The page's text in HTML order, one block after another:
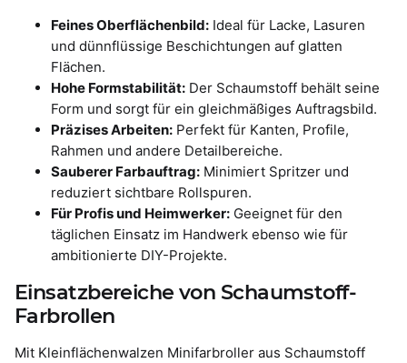
Feines Oberflächenbild: Ideal für Lacke, Lasuren
und dünnflüssige Beschichtungen auf glatten
Flächen.
Hohe Formstabilität: Der Schaumstoff behält seine
Form und sorgt für ein gleichmäßiges Auftragsbild.
Präzises Arbeiten: Perfekt für Kanten, Profile,
Rahmen und andere Detailbereiche.
Sauberer Farbauftrag: Minimiert Spritzer und
reduziert sichtbare Rollspuren.
Für Profis und Heimwerker: Geeignet für den
täglichen Einsatz im Handwerk ebenso wie für
ambitionierte DIY-Projekte.
Einsatzbereiche von Schaumstoff-
Farbrollen
Mit Kleinflächenwalzen Minifarbroller aus Schaumstoff